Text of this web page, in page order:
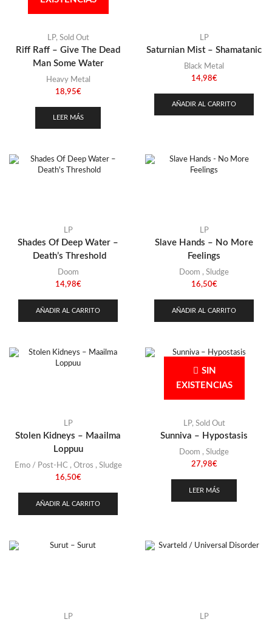
LP, Sold Out
Riff Raff – Give The Dead
Man Some Water
Heavy Metal
18,95€
LEER MÁS
LP
Saturnian Mist – Shamatanic
Black Metal
14,98€
AÑADIR AL CARRITO
LP
Shades Of Deep Water –
Death’s Threshold
Doom
14,98€
AÑADIR AL CARRITO
LP
Slave Hands – No More
Feelings
Doom , Sludge
16,50€
AÑADIR AL CARRITO
LP
Stolen Kidneys – Maailma
Loppuu
Emo / Post-HC , Otros , Sludge
16,50€
AÑADIR AL CARRITO
SIN
EXISTENCIAS
LP, Sold Out
Sunniva – Hypostasis
Doom , Sludge
27,98€
LEER MÁS
LP LP